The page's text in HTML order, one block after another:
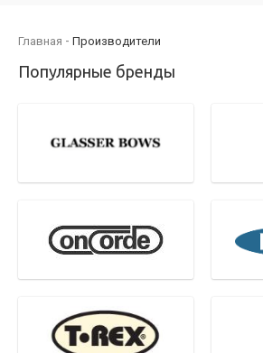
Главная Производители
Популярные бренды